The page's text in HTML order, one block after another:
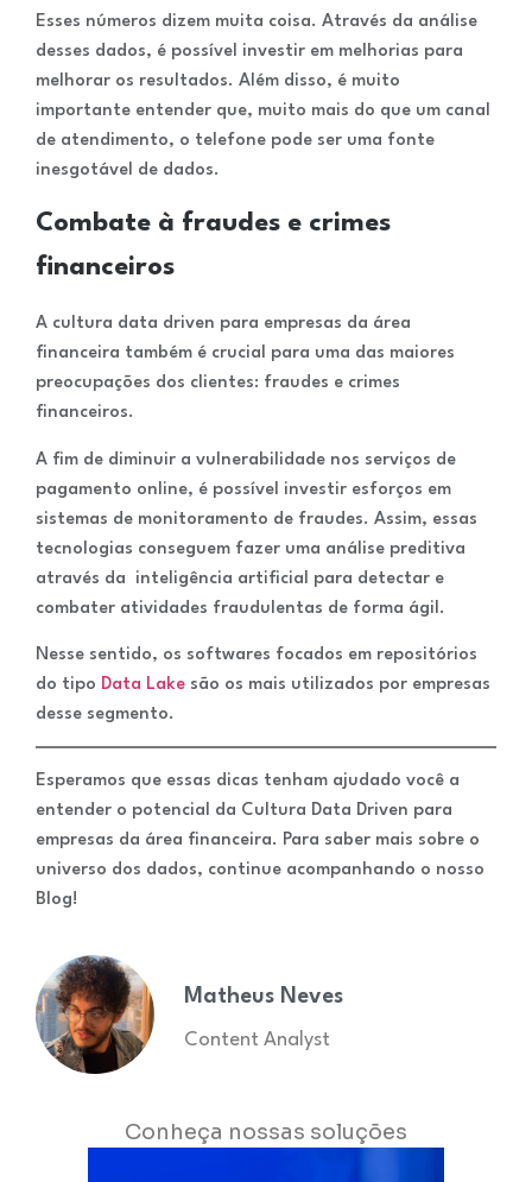
Esses números dizem muita coisa. Através da análise
desses dados, é possível investir em melhorias para
melhorar os resultados. Além disso, é muito
importante entender que, muito mais do que um canal
de atendimento, o telefone pode ser uma fonte
inesgotável de dados.
Combate à fraudes e crimes
financeiros
A cultura data driven para empresas da área
financeira também é crucial para uma das maiores
preocupações dos clientes: fraudes e crimes
financeiros.
A fim de diminuir a vulnerabilidade nos serviços de
pagamento online, é possível investir esforços em
sistemas de monitoramento de fraudes. Assim, essas
tecnologias conseguem fazer uma análise preditiva
através da inteligência artificial para detectar e
combater atividades fraudulentas de forma ágil.
Nesse sentido, os softwares focados em repositórios
do tipo Data Lake são os mais utilizados por empresas
desse segmento.
Esperamos que essas dicas tenham ajudado você a
entender o potencial da Cultura Data Driven para
empresas da área financeira. Para saber mais sobre o
universo dos dados, continue acompanhando o nosso
Blog!
Matheus Neves
Content Analyst
Conheça nossas soluções